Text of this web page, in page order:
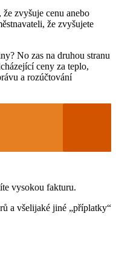
zvyšuje cenu anebo
že zvyšujete
No zas na druhou stranu
ceny za teplo,
a rozúčtování
vysokou fakturu.
a všelijaké jiné „příplatky“